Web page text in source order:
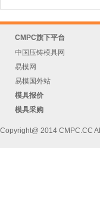
CMPC旗下平台
中国压铸模具网
易模网
易模国外站
模具报价
模具采购
Copyright@ 2014 CMPC.CC